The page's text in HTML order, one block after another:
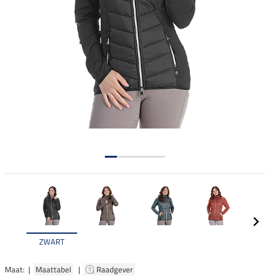
ZWART
Maat: | Maattabel | Raadgever